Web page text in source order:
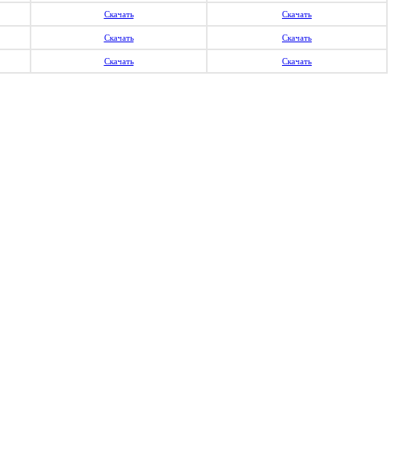
Скачать Скачать
Скачать Скачать
Скачать Скачать